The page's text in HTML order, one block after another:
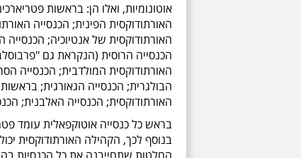
אוטונומיות, ואלו הן: בראשות
האורתודוקסית הפינית; הכנסייה
האורתודוקסית של אנטיוכיה;
הכנסייה הרוסית (הנקראת גם
האורתודוקסית המולדבית; הכנסייה
הבולגרית; הכנסייה הגאורגית;
האורתודוקסית; הכנסייה האלבנית;
בראש כל כנסייה אוטוקפאלית עומד
בנוסף לכך, הקהילה האורתודוקסית